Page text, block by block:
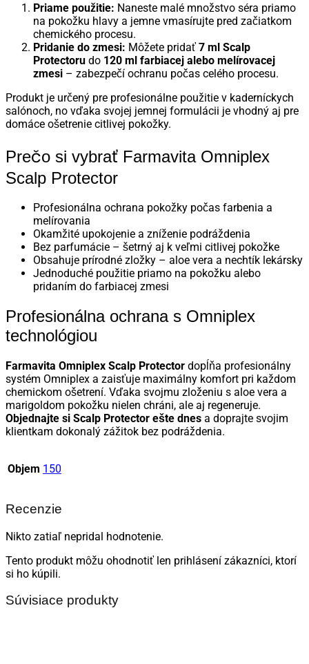
Priame použitie: Naneste malé množstvo séra priamo
na pokožku hlavy a jemne vmasírujte pred začiatkom
chemického procesu.
Pridanie do zmesi: Môžete pridať7 ml Scalp
Protectoru do 120 ml farbiacej alebo melírovacej
zmesi – zabezpečí ochranu počas celého procesu.
Produkt je určený pre profesionálne použitie v kaderníckych
salónoch, no vďaka svojej jemnej formulácii je vhodný aj pre
domáce ošetrenie citlivej pokožky.
Prečo si vybrať Farmavita Omniplex
Scalp Protector
Profesionálna ochrana pokožky počas farbenia a
melírovania
Okamžité upokojenie a zníženie podráždenia
Bez parfumácie – šetrný aj k veľmi citlivej pokožke
Obsahuje prírodné zložky – aloe vera a nechtík lekársky
Jednoduché použitie priamo na pokožku alebo
pridaním do farbiacej zmesi
Profesionálna ochrana s Omniplex
technológiou
Farmavita Omniplex Scalp Protector dopĺňa profesionálny
systém Omniplex a zaisťuje maximálny komfort pri každom
chemickom ošetrení. Vďaka svojmu zloženiu s aloe vera a
marigoldom pokožku nielen chráni, ale aj regeneruje.
Objednajte si Scalp Protector ešte dnes a doprajte svojim
klientkam dokonalý zážitok bez podráždenia.
Objem 150
Recenzie
Nikto zatiaľ nepridal hodnotenie.
Tento produkt môžu ohodnotiť len prihlásení zákazníci, ktorí
si ho kúpili.
Súvisiace produkty